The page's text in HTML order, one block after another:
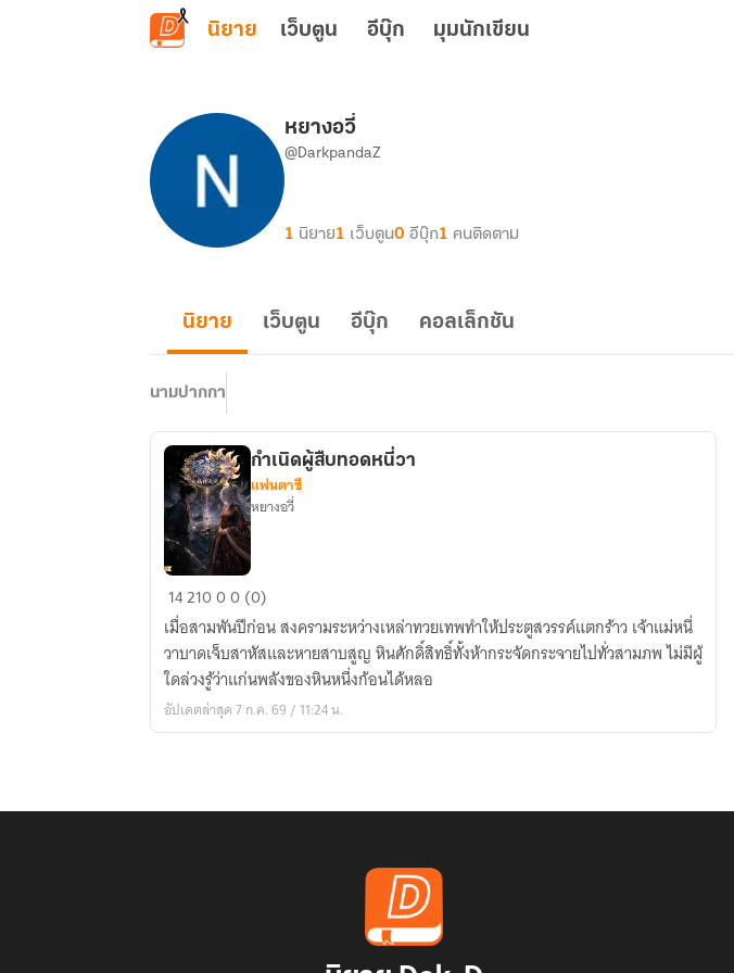
ข้ามไปยังเนื้อหาหลัก
นิยาย เว็บตูน อีบุ๊ก มุมนักเขียน
หยางอวี่
@DarkpandaZ
1 นิยาย1 เว็บตูน0 อีบุ๊ก1 คนติดตาม
นิยาย เว็บตูน อีบุ๊ก คอลเล็กชัน
นามปากกา
กำเนิด
ผู้
สืบ
ทอด
หนี่
วา
กำเนิดผู้สืบทอดหนี่วา
แฟนตาซี
หยางอวี่
1421000 (0)
เมื่อสามพันปีก่อน สงครามระหว่างเหล่าทวยเทพทำให้ประตูสวรรค์แตกร้าว เจ้าแม่หนี่
วาบาดเจ็บสาหัสและหายสาบสูญ หินศักดิ์สิทธิ์ทั้งห้ากระจัดกระจายไปทั่วสามภพ ไม่มีผู้
ใดล่วงรู้ว่าแก่นพลังของหินหนึ่งก้อนได้หลอ
อัปเดตล่าสุด 7 ก.ค. 69 / 11:24 น.